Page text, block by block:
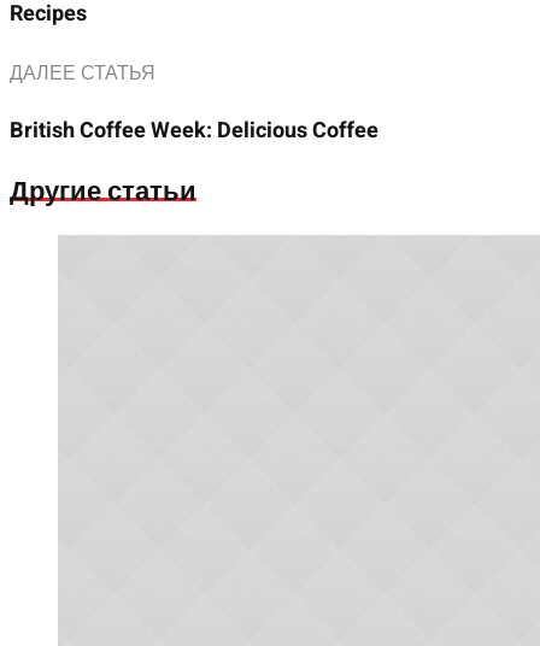
Recipes
ДАЛЕЕ СТАТЬЯ
British Coffee Week: Delicious Coffee
Другие статьи